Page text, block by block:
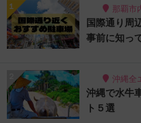
那覇市
国際通り周
事前に知っ
沖縄全
沖縄で水牛
ト５選